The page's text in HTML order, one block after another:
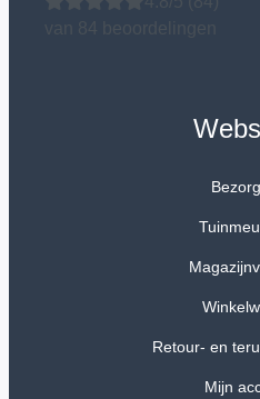
van 84 beoordelingen
Retour- en
Mijn